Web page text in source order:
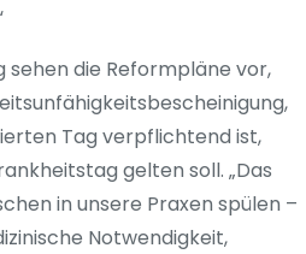
die Reformpläne vor,
Tag verpflichtend ist,
gelten soll. „Das
in unsere Praxen spülen –
Notwendigkeit,